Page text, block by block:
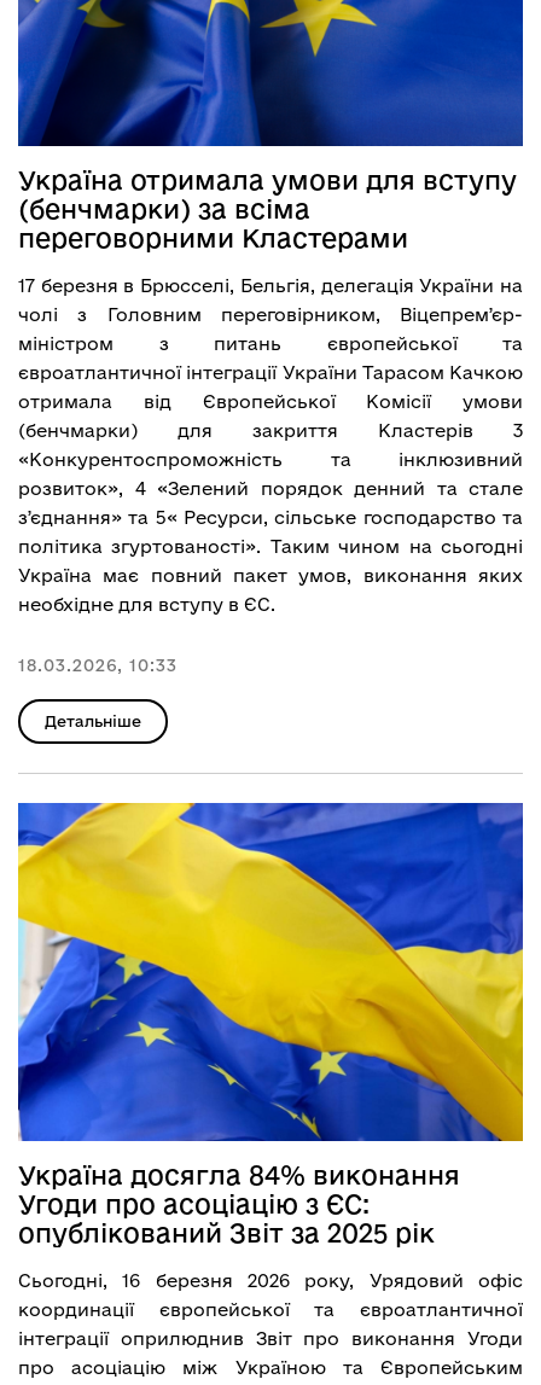
Україна отримала умови для вступу
(бенчмарки) за всіма
переговорними Кластерами
17 березня в Брюсселі, Бельгія, делегація України на
чолі з Головним переговірником, Віцепремʼєр-
міністром з питань європейської та
євроатлантичної інтеграції України Тарасом Качкою
отримала від Європейської Комісії умови
(бенчмарки) для закриття Кластерів 3
«Конкурентоспроможність та інклюзивний
розвиток», 4 «Зелений порядок денний та стале
зʼєднання» та 5« Ресурси, сільське господарство та
політика згуртованості». Таким чином на сьогодні
Україна має повний пакет умов, виконання яких
необхідне для вступу в ЄС.
18.03.2026, 10:33
Детальніше
Україна досягла 84% виконання
Угоди про асоціацію з ЄС:
опублікований Звіт за 2025 рік
Сьогодні, 16 березня 2026 року, Урядовий офіс
координації європейської та євроатлантичної
інтеграції оприлюднив Звіт про виконання Угоди
про асоціацію між Україною та Європейським